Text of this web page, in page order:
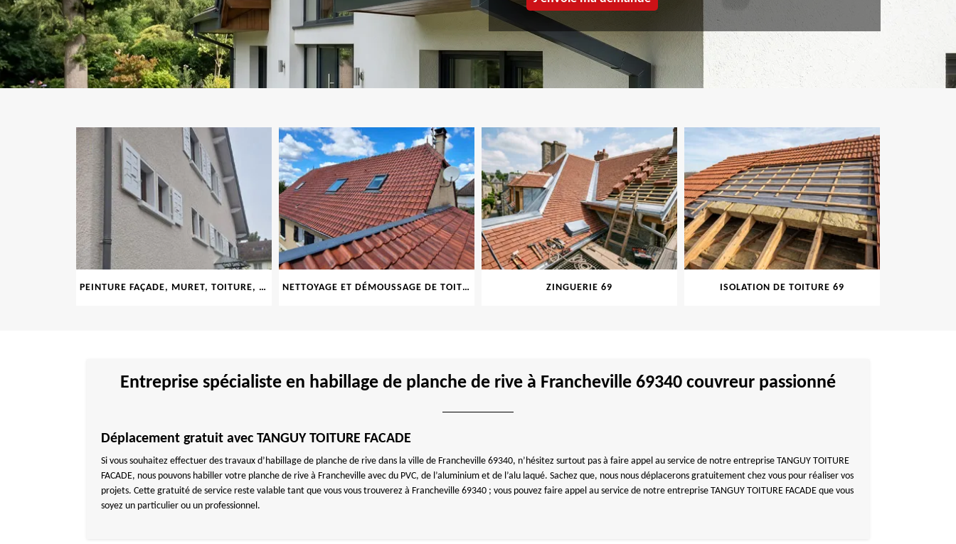
PEINTURE FAÇADE, MURET, TOITURE, BOISERIE, FERRONERIE, GOUTTIÈRE 69 NETTOYAGE ET DÉMOUSSAGE DE TOITURE ET FAÇADE 69 ZINGUERIE 69 ISOLATION DE TOITURE 69
Entreprise spécialiste en habillage de planche de rive à Francheville 69340 couvreur passionné
Déplacement gratuit avec TANGUY TOITURE FACADE
Si vous souhaitez effectuer des travaux d’habillage de planche de rive dans la ville de Francheville 69340, n’hésitez surtout pas à faire appel au service de notre entreprise TANGUY TOITURE
FACADE, nous pouvons habiller votre planche de rive à Francheville avec du PVC, de l’aluminium et de l’alu laqué. Sachez que, nous nous déplacerons gratuitement chez vous pour réaliser vos
projets. Cette gratuité de service reste valable tant que vous vous trouverez à Francheville 69340 ; vous pouvez faire appel au service de notre entreprise TANGUY TOITURE FACADE que vous
soyez un particulier ou un professionnel.